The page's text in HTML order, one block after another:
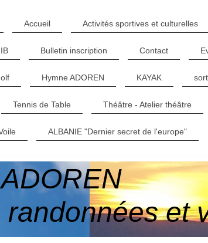
Accueil Activités sportives et culturelles
Bulletin inscription Contact
Hymne ADOREN KAYAK
Tennis de Table Théâtre - Atelier théâtre
ALBANIE "Dernier secret de l'europe"
ADOREN
et